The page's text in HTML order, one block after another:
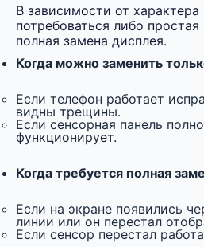
В зависимости от
потребоваться либо
полная замена дисплея.
Когда можно заменить
Если телефон работает
видны трещины.
Если сенсорная панель
функционирует.
Когда требуется полная
Если на экране появились
линии или он перестал
Если сенсор перестал